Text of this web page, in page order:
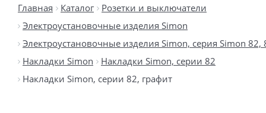
Главная Каталог
Розетки и выключатели
Электроустановочные изделия Simon
Электроустановочные изделия Simon, серия Simon
Накладки Simon
Накладки Simon, серии 82
Накладки Simon, серии 82, графит